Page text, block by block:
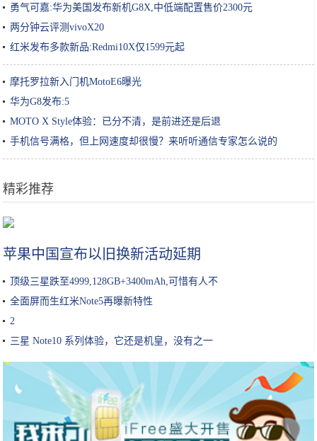
勇气可嘉:华为美国发布新机G8X,中低端配置售价2300元
两分钟云评测vivoX20
红米发布多款新品:Redmi10X仅1599元起
摩托罗拉新入门机MotoE6曝光
华为G8发布:5
MOTO X Style体验：已分不清，是前进还是后退
手机信号满格，但上网速度却很慢？来听听通信专家怎么说的
精彩推荐
苹果中国宣布以旧换新活动延期
顶级三星跌至4999,128GB+3400mAh,可惜有人不
全面屏而生红米Note5再曝新特性
2
三星 Note10 系列体验，它还是机皇，没有之一